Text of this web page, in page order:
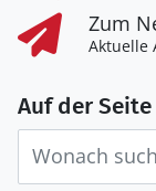
Zum
Aktuelle
Auf der